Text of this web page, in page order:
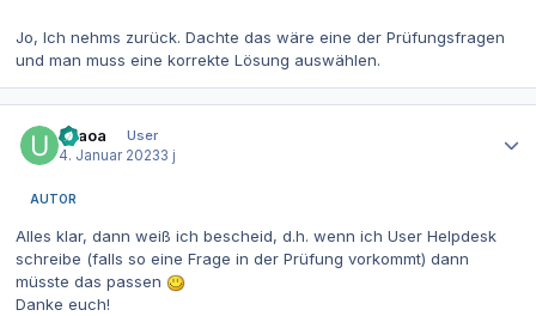
Jo, Ich nehms zurück. Dachte das wäre eine der Prüfungsfragen
und man muss eine korrekte Lösung auswählen.
usaoa
User
4. Januar 20233 j
AUTOR
Alles klar, dann weiß ich bescheid, d.h. wenn ich User Helpdesk
schreibe (falls so eine Frage in der Prüfung vorkommt) dann
müsste das passen
Danke euch!